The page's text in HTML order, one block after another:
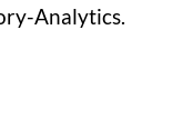
Analytics.